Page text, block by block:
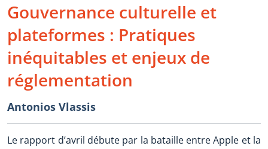
Gouvernance culturelle et
plateformes : Pratiques
inéquitables et enjeux de
réglementation
Antonios Vlassis
Le rapport d’avril débute par la bataille entre Apple et la